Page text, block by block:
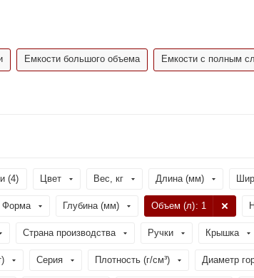
Емкости большого объема Емкости с полным
(4) Цвет Вес, кг Длина (мм)
Форма Глубина (мм) Объем (л): 1
Страна производства Ручки Крышка
Серия Плотность (г/см³) Диаметр